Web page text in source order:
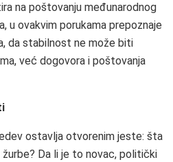
na poštovanju međunarodnog
u ovakvim porukama prepoznaje
da stabilnost ne može biti
već dogovora i poštovanja
ostavlja otvorenim jeste: šta
Da li je to novac, politički